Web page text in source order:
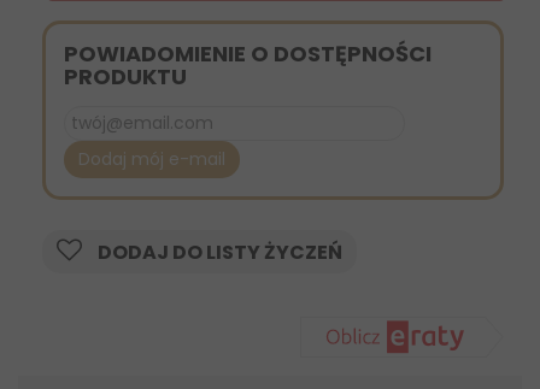
POWIADOMIENIE O DOSTĘPNOŚCI
PRODUKTU
Dodaj mój e-mail
DODAJ DO LISTY ŻYCZEŃ